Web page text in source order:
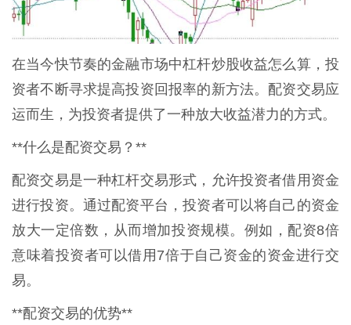
在当今快节奏的金融市场中杠杆炒股收益怎么算，投
资者不断寻求提高投资回报率的新方法。配资交易应
运而生，为投资者提供了一种放大收益潜力的方式。
**什么是配资交易？**
配资交易是一种杠杆交易形式，允许投资者借用资金
进行投资。通过配资平台，投资者可以将自己的资金
放大一定倍数，从而增加投资规模。例如，配资8倍
意味着投资者可以借用7倍于自己资金的资金进行交
易。
**配资交易的优势**